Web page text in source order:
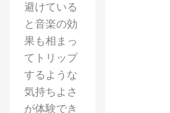
避けている
と音楽の効
果も相まっ
てトリップ
するような
気持ちよさ
が体験でき